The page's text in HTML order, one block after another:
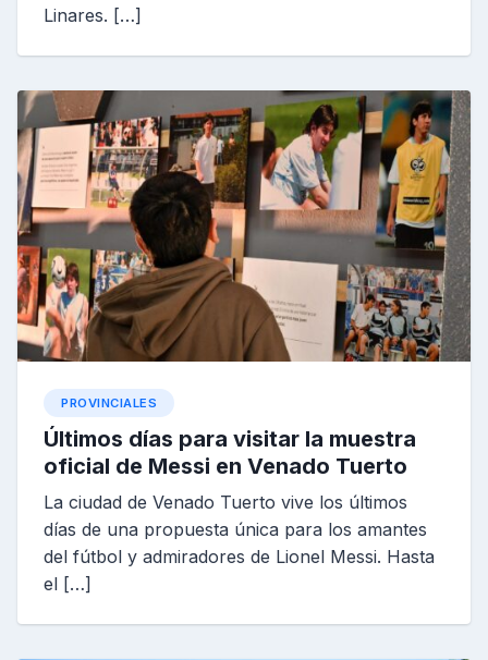
Linares. […]
PROVINCIALES
Últimos días para visitar la muestra
oficial de Messi en Venado Tuerto
La ciudad de Venado Tuerto vive los últimos
días de una propuesta única para los amantes
del fútbol y admiradores de Lionel Messi. Hasta
el […]